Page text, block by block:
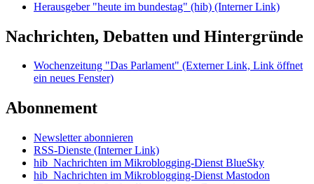
Herausgeber "heute im bundestag" (hib) (Interner Link)
Nachrichten, Debatten und Hintergründe
Wochenzeitung "Das Parlament" (Externer Link, Link öffnet
ein neues Fenster)
Abonnement
Newsletter abonnieren
RSS-Dienste (Interner Link)
hib_Nachrichten im Mikroblogging-Dienst BlueSky
hib_Nachrichten im Mikroblogging-Dienst Mastodon